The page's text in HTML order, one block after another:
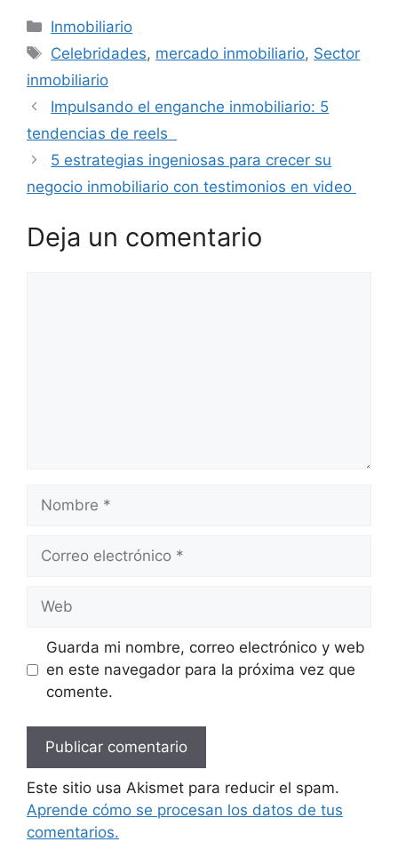
Categorías
Inmobiliario
Etiquetas
Celebridades, mercado inmobiliario, Sector
inmobiliario
Impulsando el enganche inmobiliario: 5
tendencias de reels
5 estrategias ingeniosas para crecer su
negocio inmobiliario con testimonios en video
Deja un comentario
Nombre
Correo
Web
Guarda mi nombre, correo electrónico y web
en este navegador para la próxima vez que
comente.
Este sitio usa Akismet para reducir el spam.
Aprende cómo se procesan los datos de tus
comentarios.